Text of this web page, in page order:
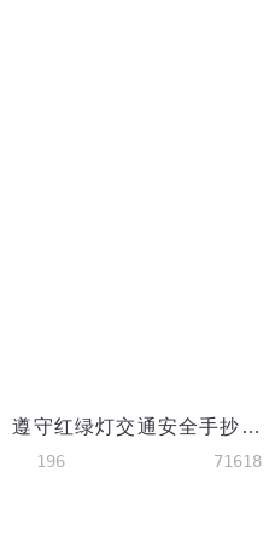
遵守红绿灯交通安全手抄报
196 71618